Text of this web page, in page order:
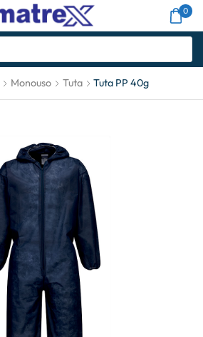
0
Monouso Tuta Tuta PP 40g